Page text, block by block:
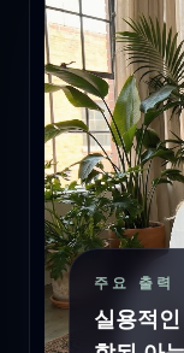
주요 출력
실용적